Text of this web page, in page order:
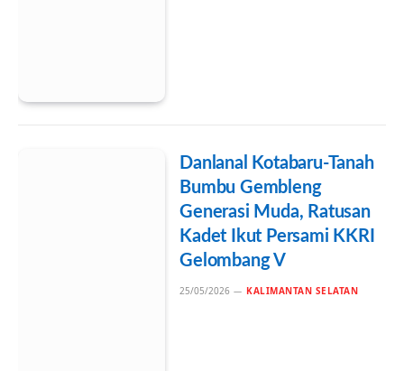
Danlanal Kotabaru-Tanah
Bumbu Gembleng
Generasi Muda, Ratusan
Kadet Ikut Persami KKRI
Gelombang V
25/05/2026 KALIMANTAN SELATAN